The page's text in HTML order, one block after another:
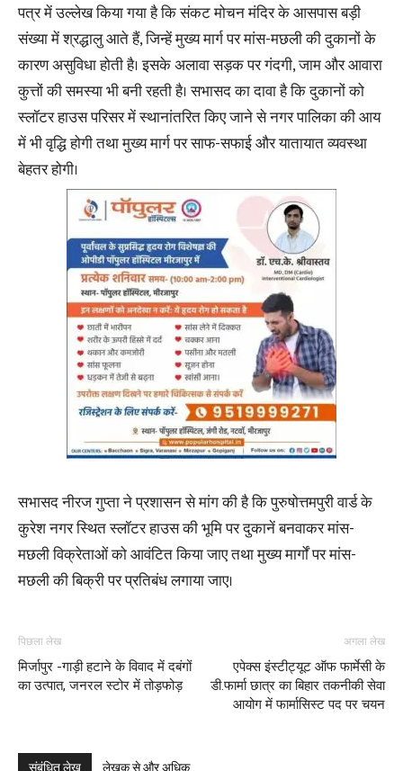
पत्र में उल्लेख किया गया है कि संकट मोचन मंदिर के आसपास बड़ी
संख्या में श्रद्धालु आते हैं, जिन्हें मुख्य मार्ग पर मांस-मछली की दुकानों के
कारण असुविधा होती है। इसके अलावा सड़क पर गंदगी, जाम और आवारा
कुत्तों की समस्या भी बनी रहती है। सभासद का दावा है कि दुकानों को
स्लॉटर हाउस परिसर में स्थानांतरित किए जाने से नगर पालिका की आय
में भी वृद्धि होगी तथा मुख्य मार्ग पर साफ-सफाई और यातायात व्यवस्था
बेहतर होगी।
सभासद नीरज गुप्ता ने प्रशासन से मांग की है कि पुरुषोत्तमपुरी वार्ड के
कुरेश नगर स्थित स्लॉटर हाउस की भूमि पर दुकानें बनवाकर मांस-
मछली विक्रेताओं को आवंटित किया जाए तथा मुख्य मार्गों पर मांस-
मछली की बिक्री पर प्रतिबंध लगाया जाए।
पिछला लेख
मिर्जापुर -गाड़ी हटाने के विवाद में दबंगों
का उत्पात, जनरल स्टोर में तोड़फोड़
अगला लेख
एपेक्स इंस्टीट्यूट ऑफ फार्मेसी के
डी.फार्मा छात्र का बिहार तकनीकी सेवा
आयोग में फार्मासिस्ट पद पर चयन
संबंधित लेख लेखक से और अधिक